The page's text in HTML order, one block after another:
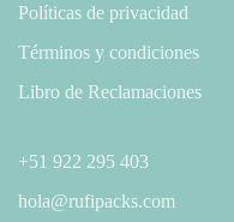
Políticas de privacidad
Términos y condiciones
Libro de Reclamaciones
+51 922 295 403
hola@rufipacks.com